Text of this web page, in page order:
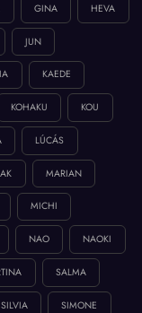
GINA HEVA
JUN
KAEDE
KOHAKU KOU
LÚCÁS
MARIAN
MICHI
NAO NAOKI
SALMA
SILVIA SIMONE